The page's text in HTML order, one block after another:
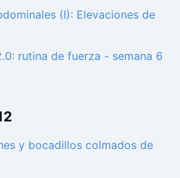
(I): Elevaciones de
rutina de fuerza - semana 6
y bocadillos colmados de